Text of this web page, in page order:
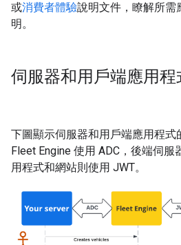
或消費者體驗說明文件，瞭解所需
明。
伺服器和用戶端應用程
下圖顯示伺服器和用戶端應用程式
Fleet Engine 使用 ADC，後端伺
用程式和網站則使用 JWT。